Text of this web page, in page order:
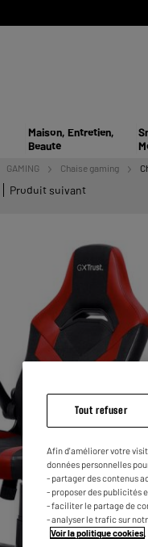
Maison, Entretien,
Beauté
GAMING Chaise gaming
Produit suivant
Tout refuser
Afin d'améliorer votre
données personnelles
- partager des contenus
- proposer des publicités
- faciliter le partage de
- analyser le trafic sur
Voir la politique cookies